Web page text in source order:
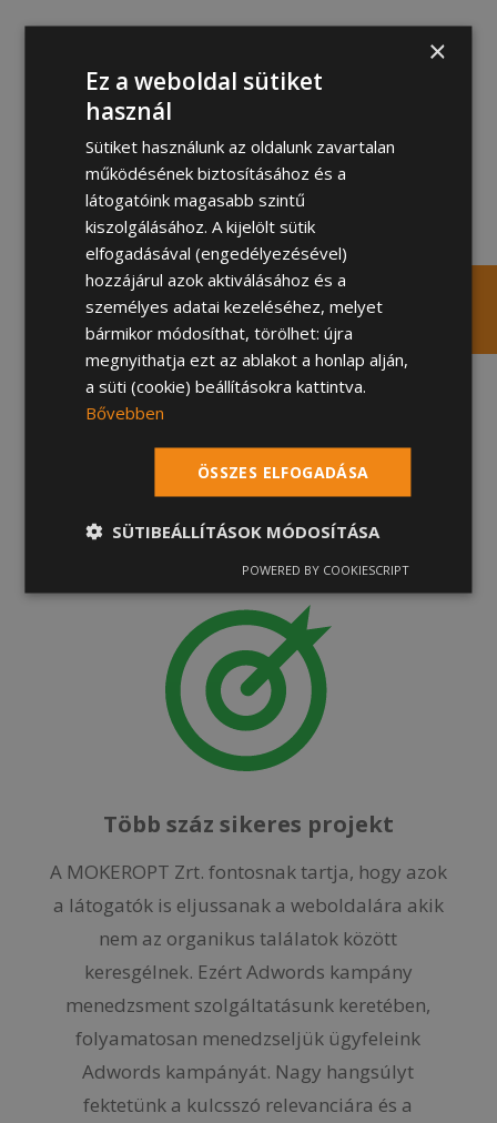
Többéves tapasztalat
Összeszokott, kreatív csapat
Több száz sikeres projekt
A MOKEROPT Zrt. fontosnak tartja, hogy azok
a látogatók is eljussanak a weboldalára akik
nem az organikus találatok között
keresgélnek. Ezért Adwords kampány
menedzsment szolgáltatásunk keretében,
folyamatosan menedzseljük ügyfeleink
Adwords kampányát. Nagy hangsúlyt
fektetünk a kulcsszó relevanciára és a
×
Ez a weboldal sütiket
használ
Sütiket használunk az oldalunk zavartalan
működésének biztosításához és a
látogatóink magasabb szintű
kiszolgálásához. A kijelölt sütik
elfogadásával (engedélyezésével)
hozzájárul azok aktiválásához és a
személyes adatai kezeléséhez, melyet
bármikor módosíthat, törölhet: újra
megnyithatja ezt az ablakot a honlap alján,
a süti (cookie) beállításokra kattintva.
Bővebben
ÖSSZES ELFOGADÁSA
SÜTIBEÁLLÍTÁSOK MÓDOSÍTÁSA
POWERED BY COOKIESCRIPT